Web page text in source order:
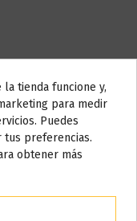
hasta 10 ml,
Do not show again.
días
tienda funcione y,
para medir
Puedes
tus preferencias.
obtener más